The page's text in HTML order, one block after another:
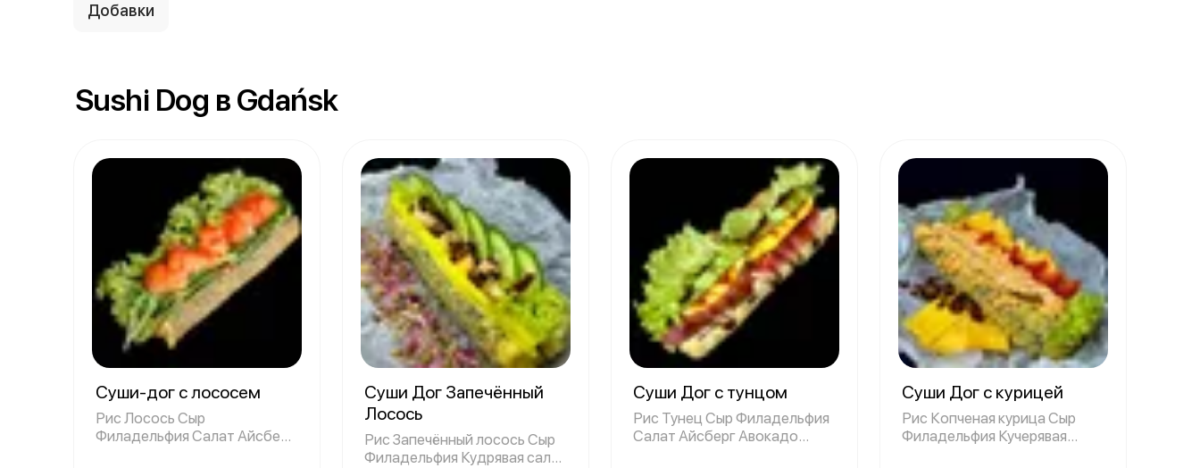
Добавки
Sushi Dog в Gdańsk
Суши-дог с лососем
Рис Лосось Сыр
Филадельфия Салат Айсберг
Суши Дог Запечённый
Лосось
Рис Запечённый лосось Сыр
Филадельфия Кудрявая салат
Суши Дог с тунцом
Рис Тунец Сыр Филадельфия
Салат Айсберг Авокадо
Суши Дог с курицей
Рис Копченая курица Сыр
Филадельфия Кучерявая